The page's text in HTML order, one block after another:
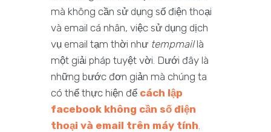
mà không cần sử dụng số điện thoại
và email cá nhân, việc sử dụng dịch
vụ email tạm thời như tempmaillà
một giải pháp tuyệt vời. Dưới đây là
những bước đơn giản mà chúng ta
có thể thực hiện để cách lập
facebook không cần số điện
thoại và email trên máy tính.